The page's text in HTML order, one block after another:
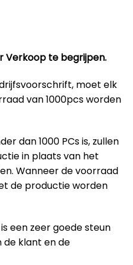
Verkoop te begrijpen.
moet elk
van 1000pcs worden
dan 1000 PCs is, zullen
in plaats van het
Wanneer de voorraad
de productie worden
een zeer goede steun
klant en de